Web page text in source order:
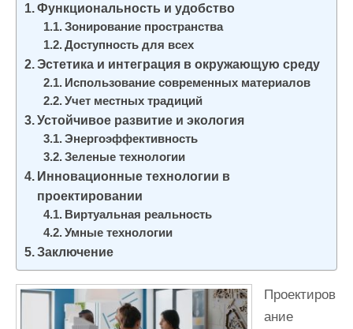
Функциональность и удобство
Зонирование пространства
Доступность для всех
Эстетика и интеграция в окружающую среду
Использование современных материалов
Учет местных традиций
Устойчивое развитие и экология
Энергоэффективность
Зеленые технологии
Инновационные технологии в
проектировании
Виртуальная реальность
Умные технологии
Заключение
Проектиров
ание